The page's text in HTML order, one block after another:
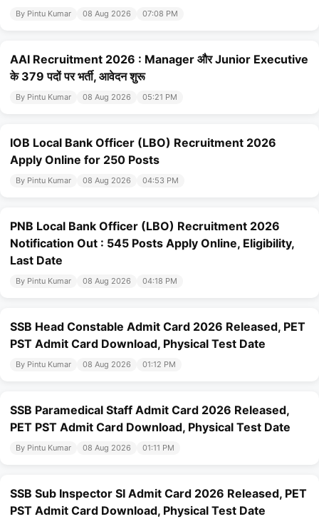
By Pintu Kumar 08 Aug 2026 07:08 PM
AAI Recruitment 2026 : Manager और Junior Executive
के 379 पदों पर भर्ती, आवेदन शुरू
By Pintu Kumar 08 Aug 2026 05:21 PM
IOB Local Bank Officer (LBO) Recruitment 2026
Apply Online for 250 Posts
By Pintu Kumar 08 Aug 2026 04:53 PM
PNB Local Bank Officer (LBO) Recruitment 2026
Notification Out : 545 Posts Apply Online, Eligibility,
Last Date
By Pintu Kumar 08 Aug 2026 04:18 PM
SSB Head Constable Admit Card 2026 Released, PET
PST Admit Card Download, Physical Test Date
By Pintu Kumar 08 Aug 2026 01:12 PM
SSB Paramedical Staff Admit Card 2026 Released,
PET PST Admit Card Download, Physical Test Date
By Pintu Kumar 08 Aug 2026 01:11 PM
SSB Sub Inspector SI Admit Card 2026 Released, PET
PST Admit Card Download, Physical Test Date